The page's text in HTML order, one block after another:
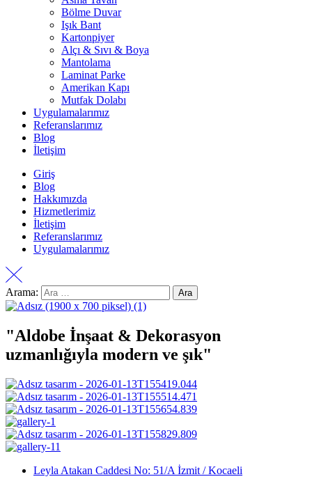
Bölme Duvar
Işık Bant
Kartonpiyer
Alçı & Sıvı & Boya
Mantolama
Laminat Parke
Amerikan Kapı
Mutfak Dolabı
Uygulamalarımız
Referanslarımız
Blog
İletişim
Giriş
Blog
Hakkımızda
Hizmetlerimiz
İletişim
Referanslarımız
Uygulamalarımız
Arama:
"Aldobe İnşaat & Dekorasyon
uzmanlığıyla modern ve şık"
Leyla Atakan Caddesi No: 51/A İzmit / Kocaeli